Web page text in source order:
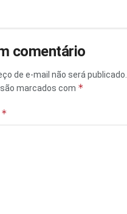
comentário
de e-mail não será publicado.
marcados com *
*